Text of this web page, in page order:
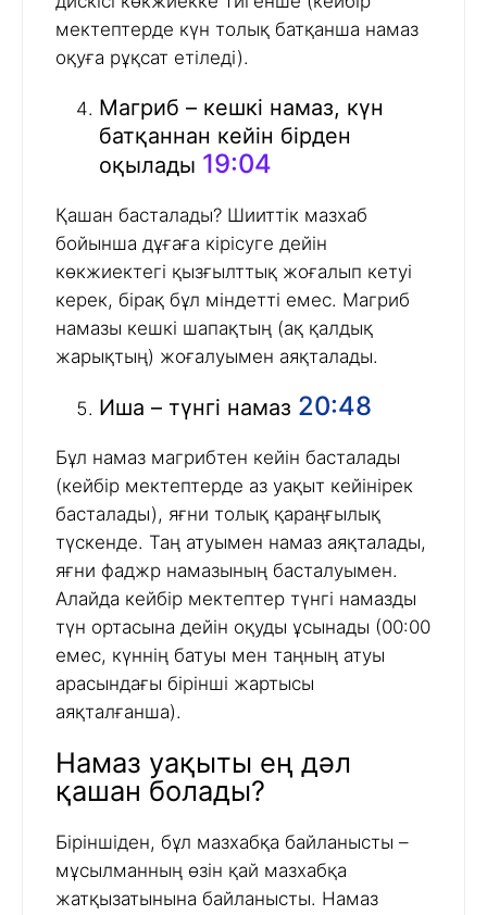
мектептерде күн толық батқанша намаз
оқуға рұқсат етіледі).
Магриб – кешкі намаз, күн
батқаннан кейін бірден
оқылады 19:04
Қашан басталады? Шииттік мазхаб
бойынша дұғаға кірісуге дейін
көкжиектегі қызғылттық жоғалып кетуі
керек, бірақ бұл міндетті емес. Магриб
намазы кешкі шапақтың (ақ қалдық
жарықтың) жоғалуымен аяқталады.
Иша – түнгі намаз 20:48
Бұл намаз магрибтен кейін басталады
(кейбір мектептерде аз уақыт кейінірек
басталады), яғни толық қараңғылық
түскенде. Таң атуымен намаз аяқталады,
яғни фаджр намазының басталуымен.
Алайда кейбір мектептер түнгі намазды
түн ортасына дейін оқуды ұсынады (00:00
емес, күннің батуы мен таңның атуы
арасындағы бірінші жартысы
аяқталғанша).
Намаз уақыты ең дәл
қашан болады?
Біріншіден, бұл мазхабқа байланысты –
мұсылманның өзін қай мазхабқа
жатқызатынына байланысты. Намаз